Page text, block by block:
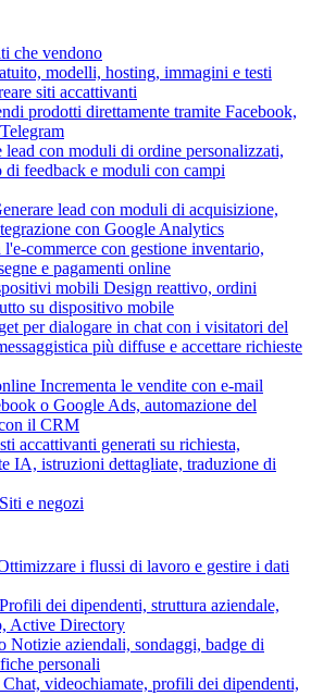
che vendono
modelli, hosting, immagini e testi
siti accattivanti
prodotti direttamente tramite Facebook,
lead con moduli di ordine personalizzati,
feedback e moduli con campi
lead con moduli di acquisizione,
con Google Analytics
l'e-commerce con gestione inventario,
e pagamenti online
mobili Design reattivo, ordini
su dispositivo mobile
per dialogare in chat con i visitatori del
più diffuse e accettare richieste
Incrementa le vendite con e-mail
o Google Ads, automazione del
il CRM
accattivanti generati su richiesta,
IA, istruzioni dettagliate, traduzione di
e negozi
i flussi di lavoro e gestire i dati
Profili dei dipendenti, struttura aziendale,
Active Directory
Notizie aziendali, sondaggi, badge di
personali
Chat, videochiamate, profili dei dipendenti,